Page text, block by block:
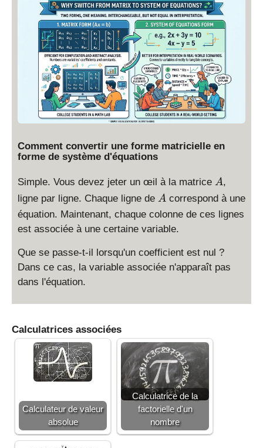
Comment convertir une forme matricielle en
forme de système d'équations
Simple. Vous devez jeter un œil à la matrice A
A,
ligne par ligne. Chaque ligne de A
A correspond à une
équation. Maintenant, chaque colonne de ces lignes
est associée à une certaine variable.
Que se passe-t-il lorsqu'un coefficient est nul ?
Dans ce cas, la variable associée n'apparaît pas
dans l'équation.
Calculatrices associées
Calculateur de valeur
absolue
Calculatrice de la
factorielle d'un
nombre